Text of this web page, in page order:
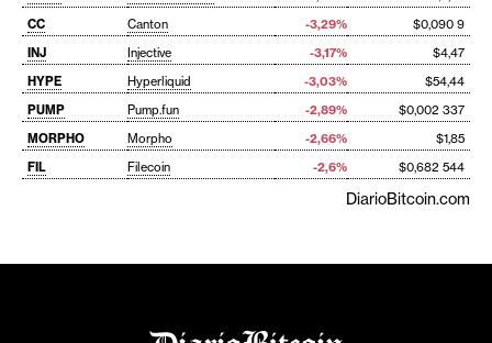
CC
Canton -3,29%
$0,090 9
INJ
Injective -3,17%
$4,47
HYPE
Hyperliquid -3,03%
$54,44
PUMP
Pump.fun -2,89%
$0,002 337
MORPHO
Morpho -2,66%
$1,85
FIL
Filecoin -2,6% $0,682 544
DiarioBitcoin.com